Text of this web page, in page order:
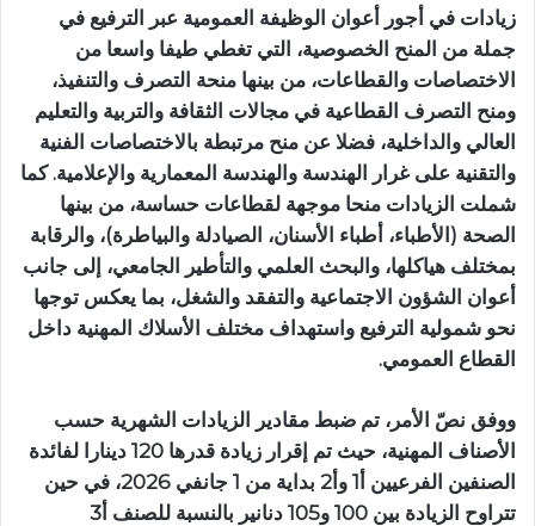
زيادات في أجور أعوان الوظيفة العمومية عبر الترفيع في
جملة من المنح الخصوصية، التي تغطي طيفا واسعا من
الاختصاصات والقطاعات، من بينها منحة التصرف والتنفيذ،
ومنح التصرف القطاعية في مجالات الثقافة والتربية والتعليم
العالي والداخلية، فضلا عن منح مرتبطة بالاختصاصات الفنية
والتقنية على غرار الهندسة والهندسة المعمارية والإعلامية. كما
شملت الزيادات منحا موجهة لقطاعات حساسة، من بينها
الصحة (الأطباء، أطباء الأسنان، الصيادلة والبياطرة)، والرقابة
بمختلف هياكلها، والبحث العلمي والتأطير الجامعي، إلى جانب
أعوان الشؤون الاجتماعية والتفقد والشغل، بما يعكس توجها
نحو شمولية الترفيع واستهداف مختلف الأسلاك المهنية داخل
القطاع العمومي.
ووفق نصّ الأمر، تم ضبط مقادير الزيادات الشهرية حسب
الأصناف المهنية، حيث تم إقرار زيادة قدرها 120 دينارا لفائدة
الصنفين الفرعيين أ1 وأ2 بداية من 1 جانفي 2026، في حين
تتراوح الزيادة بين 100 و105 دنانير بالنسبة للصنف أ3